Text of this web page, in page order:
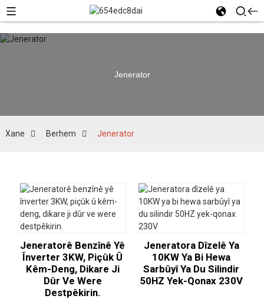
Jenerator
Xane Berhem Jenerator
Jeneratorê Benzînê Yê
Înverter 3KW, Piçûk Û
Kêm-Deng, Dikare Ji
Dûr Ve Were
Destpêkirin.
Jeneratora Dîzelê Ya
10KW Ya Bi Hewa
Sarbûyî Ya Du Silindir
50HZ Yek-Qonax 230V